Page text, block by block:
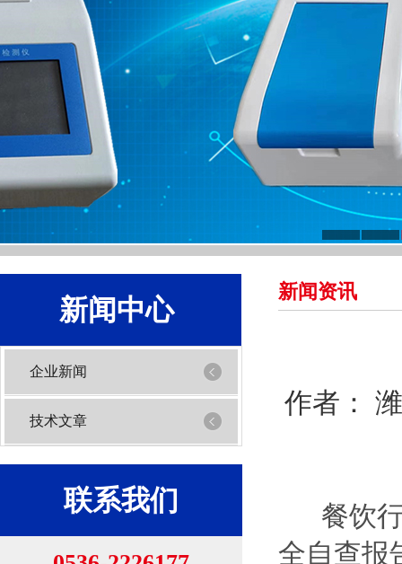
新闻中心
企业新闻
技术文章
联系我们
新闻资讯
作者：
餐饮
全自查报